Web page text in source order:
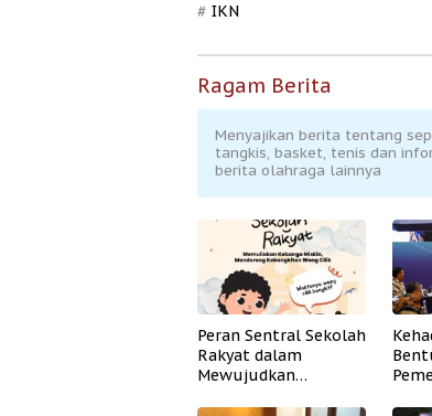
IKN
Ragam Berita
Menyajikan berita tentang
tangkis, basket, tenis dan
berita olahraga lainnya
Peran Sentral Sekolah
Rakyat dalam
Mewujudkan